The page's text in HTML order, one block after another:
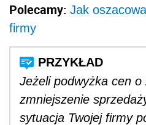
Polecamy: Jak
firmy
Jeżeli podwyżka cen
zmniejszenie
sytuacja Twojej firmy